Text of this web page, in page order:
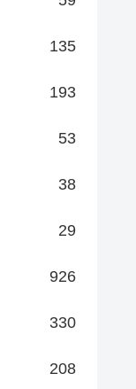
135
193
53
38
29
926
330
208